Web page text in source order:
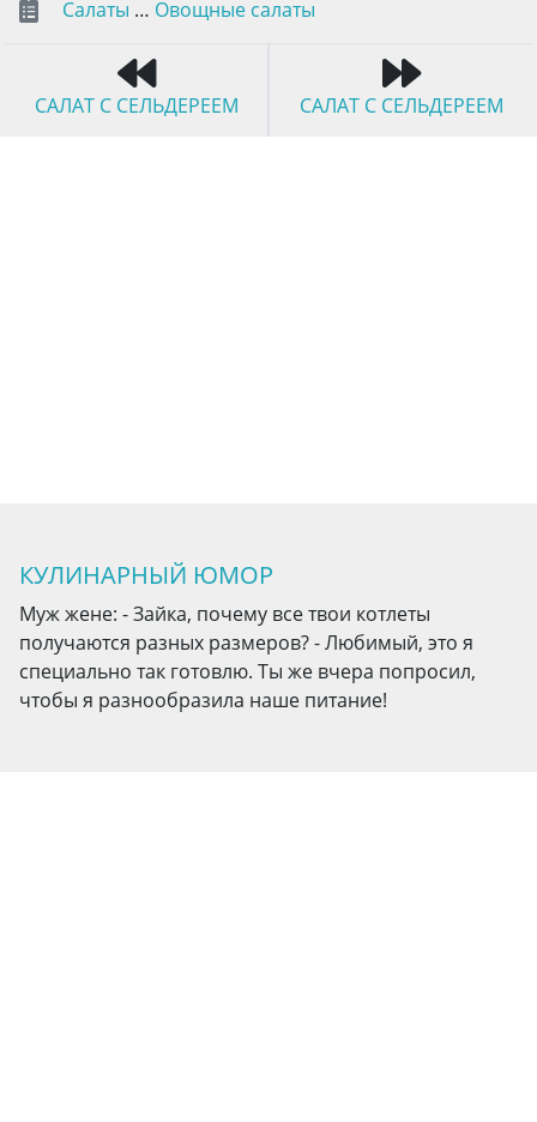
Салаты … Овощные салаты
САЛАТ С СЕЛЬДЕРЕЕМ САЛАТ С СЕЛЬДЕРЕЕМ
КУЛИНАРНЫЙ ЮМОР
Муж жене: - Зайка, почему все твои котлеты
получаются разных размеров? - Любимый, это я
специально так готовлю. Ты же вчера попросил,
чтобы я разнообразила наше питание!